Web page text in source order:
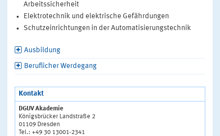
Arbeitssicherheit
Elektrotechnik und elektrische Gefährdungen
Schutzeinrichtungen in der Automatisierungstechnik
Ausbildung
Beruflicher Werdegang
Kontakt
DGUV Akademie
Königsbrücker Landstraße 2
01109 Dresden
Tel.: +49 30 13001-2341